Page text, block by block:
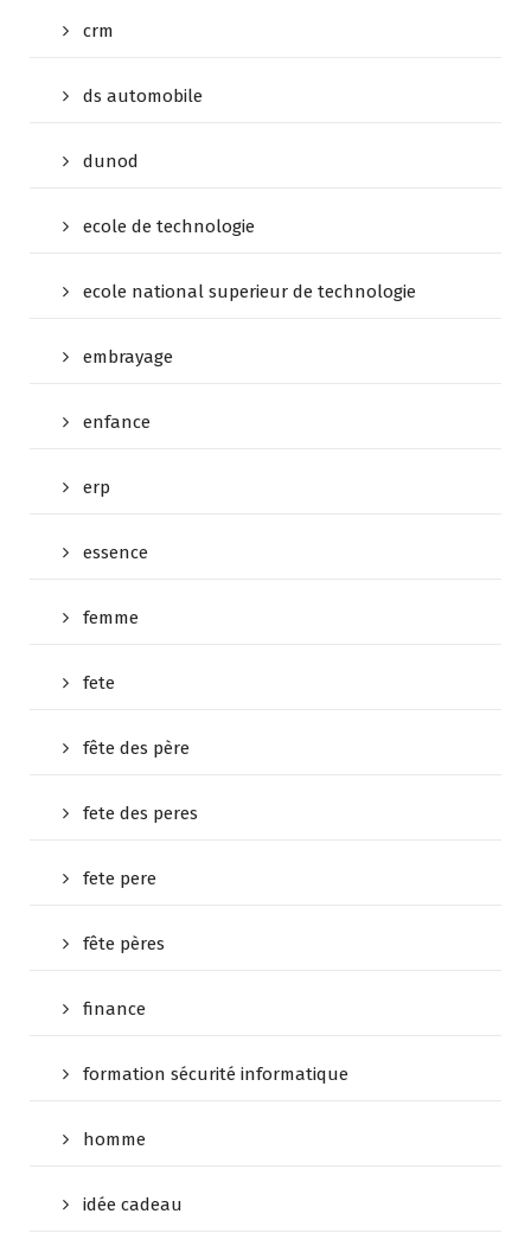
crm
ds automobile
dunod
ecole de technologie
ecole national superieur de technologie
embrayage
enfance
erp
essence
femme
fete
fête des père
fete des peres
fete pere
fête pères
finance
formation sécurité informatique
homme
idée cadeau